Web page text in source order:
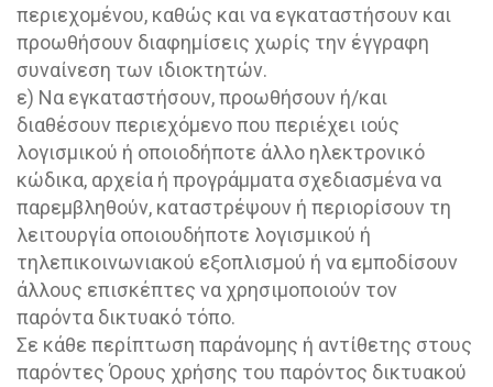
περιεχομένου, καθώς και να εγκαταστήσουν και
προωθήσουν διαφημίσεις χωρίς την έγγραφη
συναίνεση των ιδιοκτητών.
ε) Να εγκαταστήσουν, προωθήσουν ή/και
διαθέσουν περιεχόμενο που περιέχει ιούς
λογισμικού ή οποιοδήποτε άλλο ηλεκτρονικό
κώδικα, αρχεία ή προγράμματα σχεδιασμένα να
παρεμβληθούν, καταστρέψουν ή περιορίσουν τη
λειτουργία οποιουδήποτε λογισμικού ή
τηλεπικοινωνιακού εξοπλισμού ή να εμποδίσουν
άλλους επισκέπτες να χρησιμοποιούν τον
παρόντα δικτυακό τόπο.
Σε κάθε περίπτωση παράνομης ή αντίθετης στους
παρόντες Όρους χρήσης του παρόντος δικτυακού